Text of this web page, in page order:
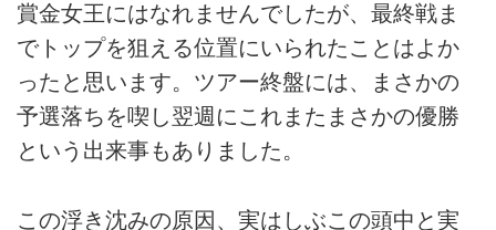
賞金女王にはなれませんでしたが、最終戦ま
でトップを狙える位置にいられたことはよか
ったと思います。ツアー終盤には、まさかの
予選落ちを喫し翌週にこれまたまさかの優勝
という出来事もありました。
この浮き沈みの原因、実はしぶこの頭中と実